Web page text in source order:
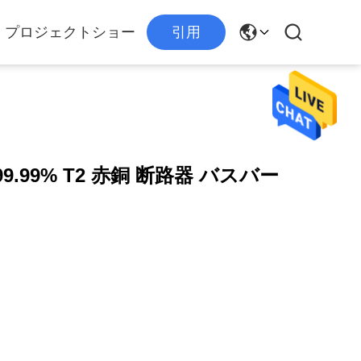
プロジェクトショー 引用
T2 赤銅 断路器 バスバー